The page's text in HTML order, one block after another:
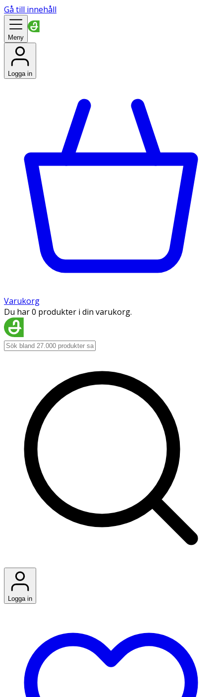
Gå till innehåll
Meny
Logga in
Varukorg
Du har 0 produkter i din varukorg.
Logga in